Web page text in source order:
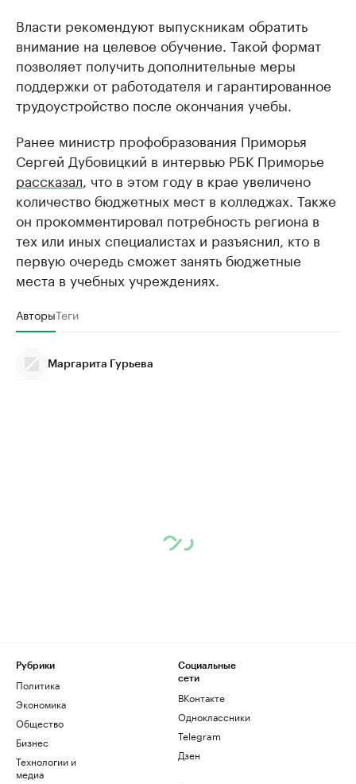
Власти рекомендуют выпускникам обратить
внимание на целевое обучение. Такой формат
позволяет получить дополнительные меры
поддержки от работодателя и гарантированное
трудоустройство после окончания учебы.
Ранее министр профобразования Приморья
Сергей Дубовицкий в интервью РБК Приморье
рассказал , что в этом году в крае увеличено
количество бюджетных мест в колледжах. Также
он прокомментировал потребность региона в
тех или иных специалистах и разъяснил, кто в
первую очередь сможет занять бюджетные
места в учебных учреждениях.
АвторыТеги
Маргарита Гурьева
Рубрики
Политика
Экономика
Общество
Бизнес
Технологии и
медиа
Социальные
сети
ВКонтакте
Одноклассники
Telegram
Дзен